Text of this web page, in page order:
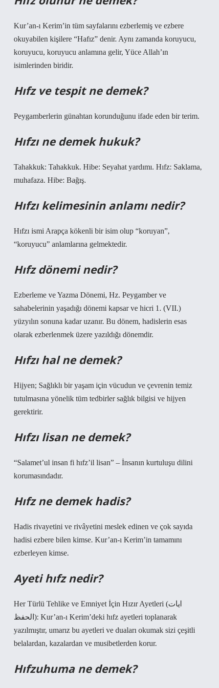
Kur’an-ı Kerim’in tüm sayfalarını ezberlemiş ve ezbere
okuyabilen kişilere “Hafız” denir. Aynı zamanda koruyucu,
koruyucu, koruyucu anlamına gelir, Yüce Allah’ın
isimlerinden biridir.
Hıfz ve tespit ne demek?
Peygamberlerin günahtan korunduğunu ifade eden bir terim.
Hıfzı ne demek hukuk?
Tahakkuk: Tahakkuk. Hibe: Seyahat yardımı. Hıfz: Saklama,
muhafaza. Hibe: Bağış.
Hıfzı kelimesinin anlamı nedir?
Hıfzı ismi Arapça kökenli bir isim olup “koruyan”,
“koruyucu” anlamlarına gelmektedir.
Hıfz dönemi nedir?
Ezberleme ve Yazma Dönemi, Hz. Peygamber ve
sahabelerinin yaşadığı dönemi kapsar ve hicri 1. (VII.)
yüzyılın sonuna kadar uzanır. Bu dönem, hadislerin esas
olarak ezberlenmek üzere yazıldığı dönemdir.
Hıfzı hal ne demek?
Hijyen; Sağlıklı bir yaşam için vücudun ve çevrenin temiz
tutulmasına yönelik tüm tedbirler sağlık bilgisi ve hijyen
gerektirir.
Hıfzı lisan ne demek?
“Salamet’ul insan fi hıfz’il lisan” – İnsanın kurtuluşu dilini
korumasındadır.
Hıfz ne demek hadis?
Hadis rivayetini ve rivâyetini meslek edinen ve çok sayıda
hadisi ezbere bilen kimse. Kur’an-ı Kerim’in tamamını
ezberleyen kimse.
Ayeti hıfz nedir?
Her Türlü Tehlike ve Emniyet İçin Hızır Ayetleri (ايات
الحفظ): Kur’an-ı Kerim’deki hıfz ayetleri toplanarak
yazılmıştır, umarız bu ayetleri ve duaları okumak sizi çeşitli
belalardan, kazalardan ve musibetlerden korur.
Hıfzuhuma ne demek?